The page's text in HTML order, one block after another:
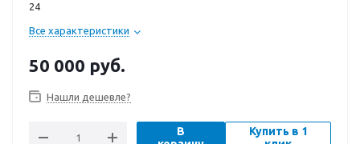
24
Все характеристики
50 000 руб.
Нашли дешевле?
В
Купить в 1